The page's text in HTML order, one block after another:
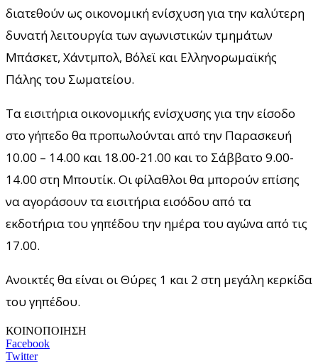
διατεθούν ως οικονομική ενίσχυση για την καλύτερη
δυνατή λειτουργία των αγωνιστικών τμημάτων
Μπάσκετ, Χάντμπολ, Βόλεϊ και Ελληνορωμαϊκής
Πάλης του Σωματείου.
Τα εισιτήρια οικονομικής ενίσχυσης για την είσοδο
στο γήπεδο θα προπωλούνται από την Παρασκευή
10.00 – 14.00 και 18.00-21.00 και το Σάββατο 9.00-
14.00 στη Μπουτίκ. Οι φίλαθλοι θα μπορούν επίσης
να αγοράσουν τα εισιτήρια εισόδου από τα
εκδοτήρια του γηπέδου την ημέρα του αγώνα από τις
17.00.
Ανοικτές θα είναι οι Θύρες 1 και 2 στη μεγάλη κερκίδα
του γηπέδου.
ΚΟΙΝΟΠΟΙΗΣΗ
Facebook
Twitter